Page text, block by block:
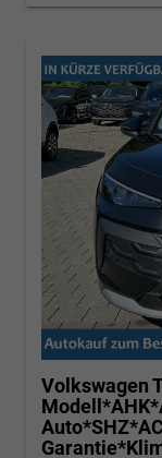
Volkswagen